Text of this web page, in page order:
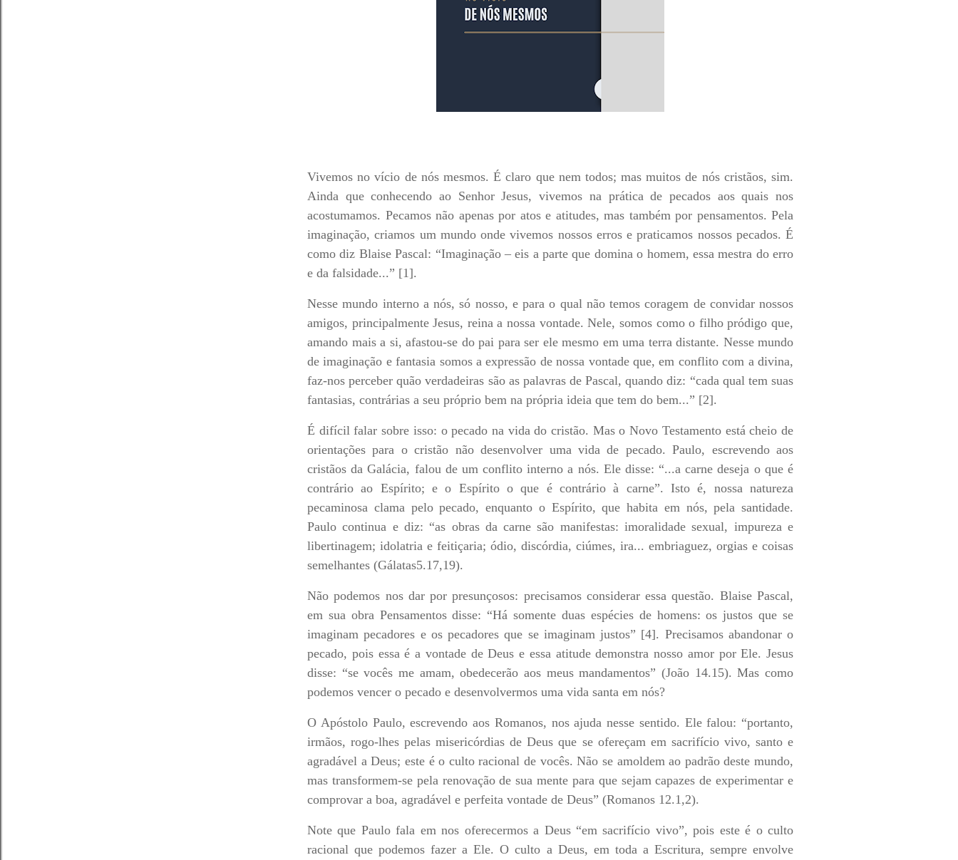
Vivemos no vício de nós mesmos. É claro que nem todos; mas muitos de nós cristãos, sim.
Ainda que conhecendo ao Senhor Jesus, vivemos na prática de pecados aos quais nos
acostumamos. Pecamos não apenas por atos e atitudes, mas também por pensamentos. Pela
imaginação, criamos um mundo onde vivemos nossos erros e praticamos nossos pecados. É
como diz Blaise Pascal: “Imaginação – eis a parte que domina o homem, essa mestra do erro
e da falsidade...” [1].
Nesse mundo interno a nós, só nosso, e para o qual não temos coragem de convidar nossos
amigos, principalmente Jesus, reina a nossa vontade. Nele, somos como o filho pródigo que,
amando mais a si, afastou-se do pai para ser ele mesmo em uma terra distante. Nesse mundo
de imaginação e fantasia somos a expressão de nossa vontade que, em conflito com a divina,
faz-nos perceber quão verdadeiras são as palavras de Pascal, quando diz: “cada qual tem suas
fantasias, contrárias a seu próprio bem na própria ideia que tem do bem...” [2].
É difícil falar sobre isso: o pecado na vida do cristão. Mas o Novo Testamento está cheio de
orientações para o cristão não desenvolver uma vida de pecado. Paulo, escrevendo aos
cristãos da Galácia, falou de um conflito interno a nós. Ele disse: “...a carne deseja o que é
contrário ao Espírito; e o Espírito o que é contrário à carne”. Isto é, nossa natureza
pecaminosa clama pelo pecado, enquanto o Espírito, que habita em nós, pela santidade.
Paulo continua e diz: “as obras da carne são manifestas: imoralidade sexual, impureza e
libertinagem; idolatria e feitiçaria; ódio, discórdia, ciúmes, ira... embriaguez, orgias e coisas
semelhantes (Gálatas5.17,19).
Não podemos nos dar por presunçosos: precisamos considerar essa questão. Blaise Pascal,
em sua obra Pensamentos disse: “Há somente duas espécies de homens: os justos que se
imaginam pecadores e os pecadores que se imaginam justos” [4]. Precisamos abandonar o
pecado, pois essa é a vontade de Deus e essa atitude demonstra nosso amor por Ele. Jesus
disse: “se vocês me amam, obedecerão aos meus mandamentos” (João 14.15). Mas como
podemos vencer o pecado e desenvolvermos uma vida santa em nós?
O Apóstolo Paulo, escrevendo aos Romanos, nos ajuda nesse sentido. Ele falou: “portanto,
irmãos, rogo-lhes pelas misericórdias de Deus que se ofereçam em sacrifício vivo, santo e
agradável a Deus; este é o culto racional de vocês. Não se amoldem ao padrão deste mundo,
mas transformem-se pela renovação de sua mente para que sejam capazes de experimentar e
comprovar a boa, agradável e perfeita vontade de Deus” (Romanos 12.1,2).
Note que Paulo fala em nos oferecermos a Deus “em sacrifício vivo”, pois este é o culto
racional que podemos fazer a Ele. O culto a Deus, em toda a Escritura, sempre envolve